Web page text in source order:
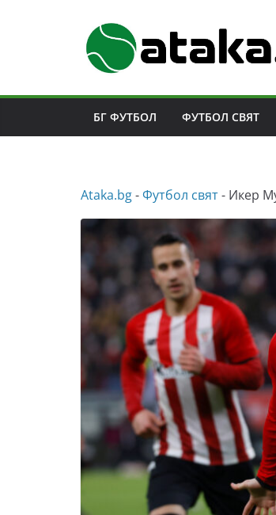
БГ ФУТБОЛ ФУТБОЛ СВЯТ
Аtaka.bg-Футбол свят- Икер